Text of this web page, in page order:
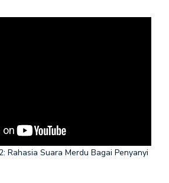
Rahasia Suara Merdu Bagai Penyanyi